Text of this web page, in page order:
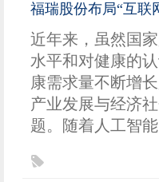
福瑞股份布局“互联
近年来，虽然国
水平和对健康的
康需求量不断增
产业发展与经济
题。随着人工智能